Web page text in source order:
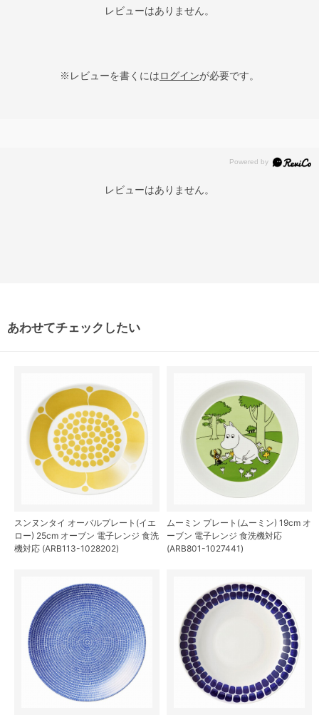
レビューはありません。
※レビューを書くにはログインが必要です。
レビューはありません。
あわせてチェックしたい
スンヌンタイ オーバルプレート(イエ
ロー) 25cm オーブン 電子レンジ 食洗
機対応 (ARB113-1028202)
ムーミン プレート(ムーミン) 19cm オ
ーブン 電子レンジ 食洗機対応
(ARB801-1027441)